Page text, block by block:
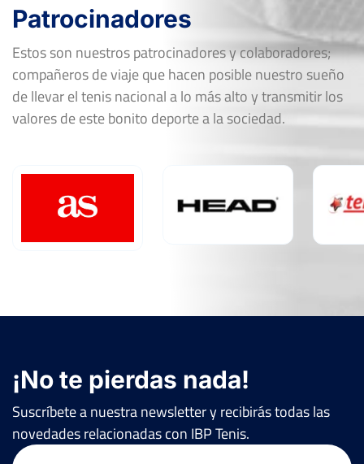
Patrocinadores
Estos son nuestros patrocinadores y colaboradores;
compañeros de viaje que hacen posible nuestro sueño
de llevar el tenis nacional a lo más alto y transmitir los
valores de este bonito deporte a la sociedad.
¡No te pierdas nada!
Suscríbete a nuestra newsletter y recibirás todas las
novedades relacionadas con IBP Tenis.
Email